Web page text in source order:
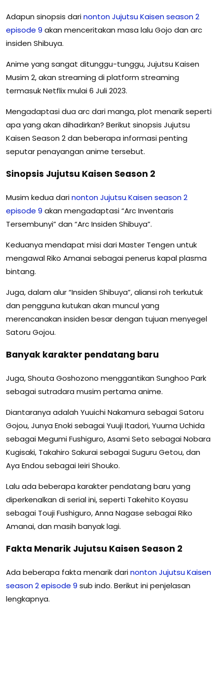
Adapun sinopsis darinonton Jujutsu Kaisen season 2
episode 9 akan menceritakan masa lalu Gojo dan arc
insiden Shibuya.
Anime yang sangat ditunggu-tunggu, Jujutsu Kaisen
Musim 2, akan streaming di platform streaming
termasuk Netflix mulai 6 Juli 2023.
Mengadaptasi dua arc dari manga, plot menarik seperti
apa yang akan dihadirkan? Berikut sinopsis Jujutsu
Kaisen Season 2 dan beberapa informasi penting
seputar penayangan anime tersebut.
Sinopsis Jujutsu Kaisen Season 2
Musim kedua darinonton Jujutsu Kaisen season 2
episode 9 akan mengadaptasi “Arc Inventaris
Tersembunyi” dan “Arc Insiden Shibuya”.
Keduanya mendapat misi dari Master Tengen untuk
mengawal Riko Amanai sebagai penerus kapal plasma
bintang.
Juga, dalam alur “Insiden Shibuya”, aliansi roh terkutuk
dan pengguna kutukan akan muncul yang
merencanakan insiden besar dengan tujuan menyegel
Satoru Gojou.
Banyak karakter pendatang baru
Juga, Shouta Goshozono menggantikan Sunghoo Park
sebagai sutradara musim pertama anime.
Diantaranya adalah Yuuichi Nakamura sebagai Satoru
Gojou, Junya Enoki sebagai Yuuji Itadori, Yuuma Uchida
sebagai Megumi Fushiguro, Asami Seto sebagai Nobara
Kugisaki, Takahiro Sakurai sebagai Suguru Getou, dan
Aya Endou sebagai Ieiri Shouko.
Lalu ada beberapa karakter pendatang baru yang
diperkenalkan di serial ini, seperti Takehito Koyasu
sebagai Touji Fushiguro, Anna Nagase sebagai Riko
Amanai, dan masih banyak lagi.
Fakta Menarik Jujutsu Kaisen Season 2
Ada beberapa fakta menarik darinonton Jujutsu Kaisen
season 2 episode 9 sub indo. Berikut ini penjelasan
lengkapnya.